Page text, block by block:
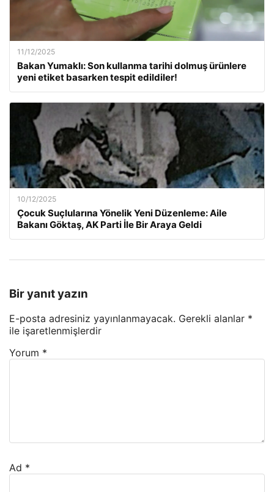
11/12/2025
Bakan Yumaklı: Son kullanma tarihi dolmuş ürünlere
yeni etiket basarken tespit edildiler!
10/12/2025
Çocuk Suçlularına Yönelik Yeni Düzenleme: Aile
Bakanı Göktaş, AK Parti İle Bir Araya Geldi
Bir yanıt yazın
E-posta adresiniz yayınlanmayacak. Gerekli alanlar *
ile işaretlenmişlerdir
Yorum *
Ad *